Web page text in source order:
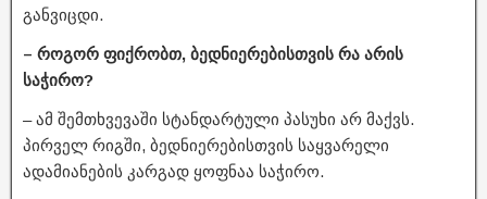
განვიცდი.
– როგორ ფიქრობთ, ბედნიერებისთვის რა არის
საჭირო?
– ამ შემთხვევაში სტანდარტული პასუხი არ მაქვს.
პირველ რიგში, ბედნიერებისთვის საყვარელი
ადამიანების კარგად ყოფნაა საჭირო.